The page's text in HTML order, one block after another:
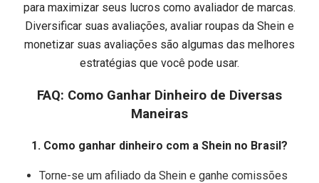
para maximizar seus lucros como avaliador de marcas.
Diversificar suas avaliações, avaliar roupas da Shein e
monetizar suas avaliações são algumas das melhores
estratégias que você pode usar.
FAQ: Como Ganhar Dinheiro de Diversas
Maneiras
1. Como ganhar dinheiro com a Shein no Brasil?
Torne-se um afiliado da Shein e ganhe comissões